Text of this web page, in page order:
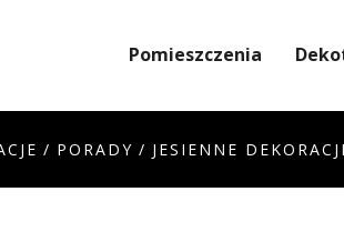
Pomieszczenia
/ PORADY / JESIENNE